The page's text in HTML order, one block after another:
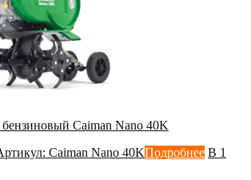
бензиновый Caiman Nano 40K
Caiman Nano 40KПодробнее В 1